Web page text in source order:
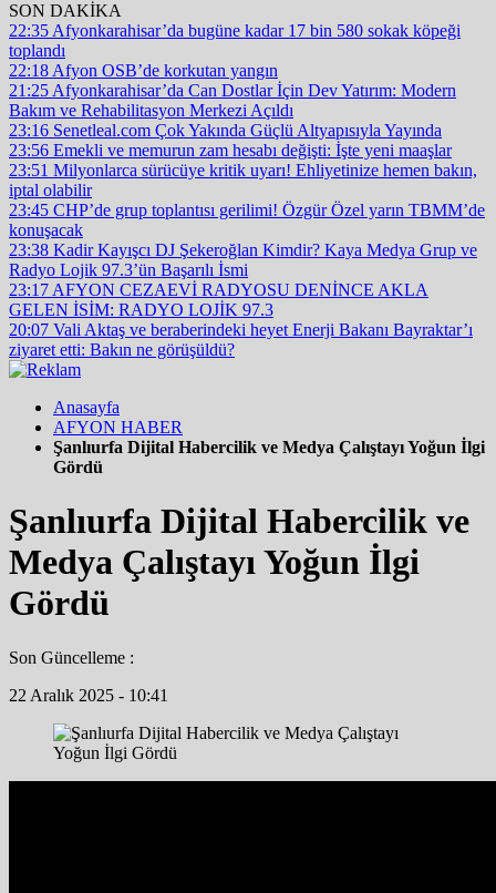
SON DAKİKA
22:35 Afyonkarahisar’da bugüne kadar 17 bin 580 sokak köpeği
toplandı
22:18 Afyon OSB’de korkutan yangın
21:25 Afyonkarahisar’da Can Dostlar İçin Dev Yatırım: Modern
Bakım ve Rehabilitasyon Merkezi Açıldı
23:16 Senetleal.com Çok Yakında Güçlü Altyapısıyla Yayında
23:56 Emekli ve memurun zam hesabı değişti: İşte yeni maaşlar
23:51 Milyonlarca sürücüye kritik uyarı! Ehliyetinize hemen bakın,
iptal olabilir
23:45 CHP’de grup toplantısı gerilimi! Özgür Özel yarın TBMM’de
konuşacak
23:38 Kadir Kayışcı DJ Şekeroğlan Kimdir? Kaya Medya Grup ve
Radyo Lojik 97.3’ün Başarılı İsmi
23:17 AFYON CEZAEVİ RADYOSU DENİNCE AKLA
GELEN İSİM: RADYO LOJİK 97.3
20:07 Vali Aktaş ve beraberindeki heyet Enerji Bakanı Bayraktar’ı
ziyaret etti: Bakın ne görüşüldü?
Anasayfa
AFYON HABER
Şanlıurfa Dijital Habercilik ve Medya Çalıştayı Yoğun İlgi
Gördü
Şanlıurfa Dijital Habercilik ve
Medya Çalıştayı Yoğun İlgi
Gördü
Son Güncelleme :
22 Aralık 2025 - 10:41